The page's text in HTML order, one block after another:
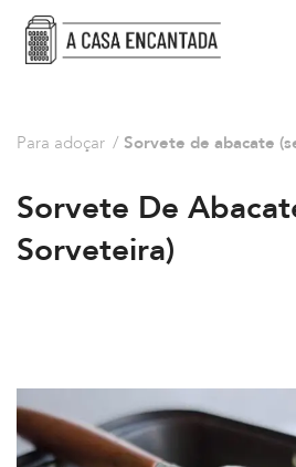
Para adoçar / Sorvete de abacate
Sorvete De
Sorveteira)